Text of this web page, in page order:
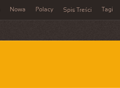
Nowa Polacy Spis Treści Tagi